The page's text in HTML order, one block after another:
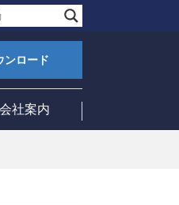
ンロード
会社案内